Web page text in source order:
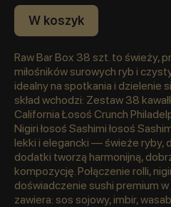
W koszyk
Raw Bar Box 38 szt. to świeży,
miłośników surowych ryb i
idealny na spotkania i dzielenie
skład wchodzi: Zestaw 38
California Łosoś Crunch
Nigiri łosoś Sashimi łosoś
lekki i elegancki — świeże ryby,
dodatki tworzą harmonijną,
kompozycję. Połączenie rolli,
doświadczenie sushi premium
zawiera: sos sojowy, imbir,